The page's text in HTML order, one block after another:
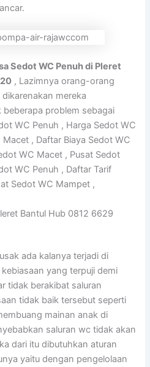
Sedot WC Penuh di Pleret
, Lazimnya orang-orang
mereka
problem sebagai
WC Penuh , Harga Sedot WC
, Daftar Biaya Sedot WC
WC Macet , Pusat Sedot
WC Penuh , Daftar Tarif
Sedot WC Mampet ,
Bantul Hub 0812 6629
ada kalanya terjadi di
yang terpuji demi
tidak berakibat saluran
tidak baik tersebut seperti
mainan anak di
saluran wc tidak akan
dari itu dibutuhkan aturan
yaitu dengan pengelolaan